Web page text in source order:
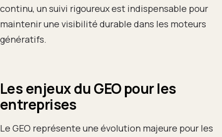
continu, un suivi rigoureux est indispensable pour
maintenir une visibilité durable dans les moteurs
génératifs.
Les enjeux du GEO pour les
entreprises
Le GEO représente une évolution majeure pour les